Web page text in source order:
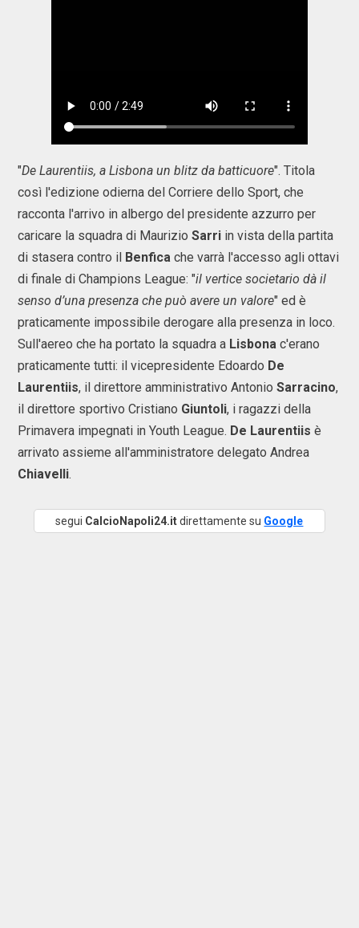
"De Laurentiis, a Lisbona un blitz da batticuore". Titola
così l'edizione odierna del Corriere dello Sport, che
racconta l'arrivo in albergo del presidente azzurro per
caricare la squadra di Maurizio Sarri in vista della partita
di stasera contro il Benfica che varrà l'accesso agli ottavi
di finale di Champions League: "il vertice societario dà il
senso d’una presenza che può avere un valore" ed è
praticamente impossibile derogare alla presenza in loco.
Sull'aereo che ha portato la squadra a Lisbona c'erano
praticamente tutti: il vicepresidente Edoardo De
Laurentiis, il direttore amministrativo Antonio Sarracino,
il direttore sportivo Cristiano Giuntoli, i ragazzi della
Primavera impegnati in Youth League. De Laurentiis è
arrivato assieme all'amministratore delegato Andrea
Chiavelli.
segui CalcioNapoli24.itdirettamente su Google